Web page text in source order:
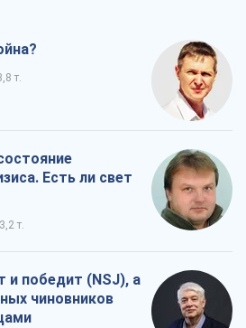
т.
Есть ли свет
3,2 т.
и победит (NSJ), а
чиновников